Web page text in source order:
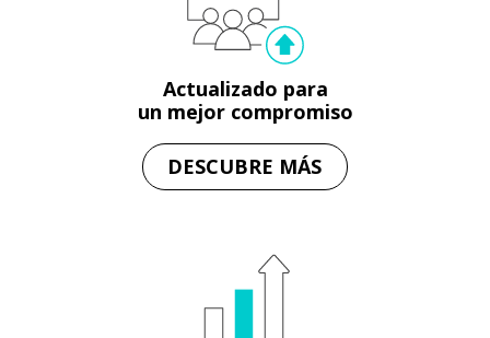
Actualizado para
un mejor compromiso
DESCUBRE MÁS